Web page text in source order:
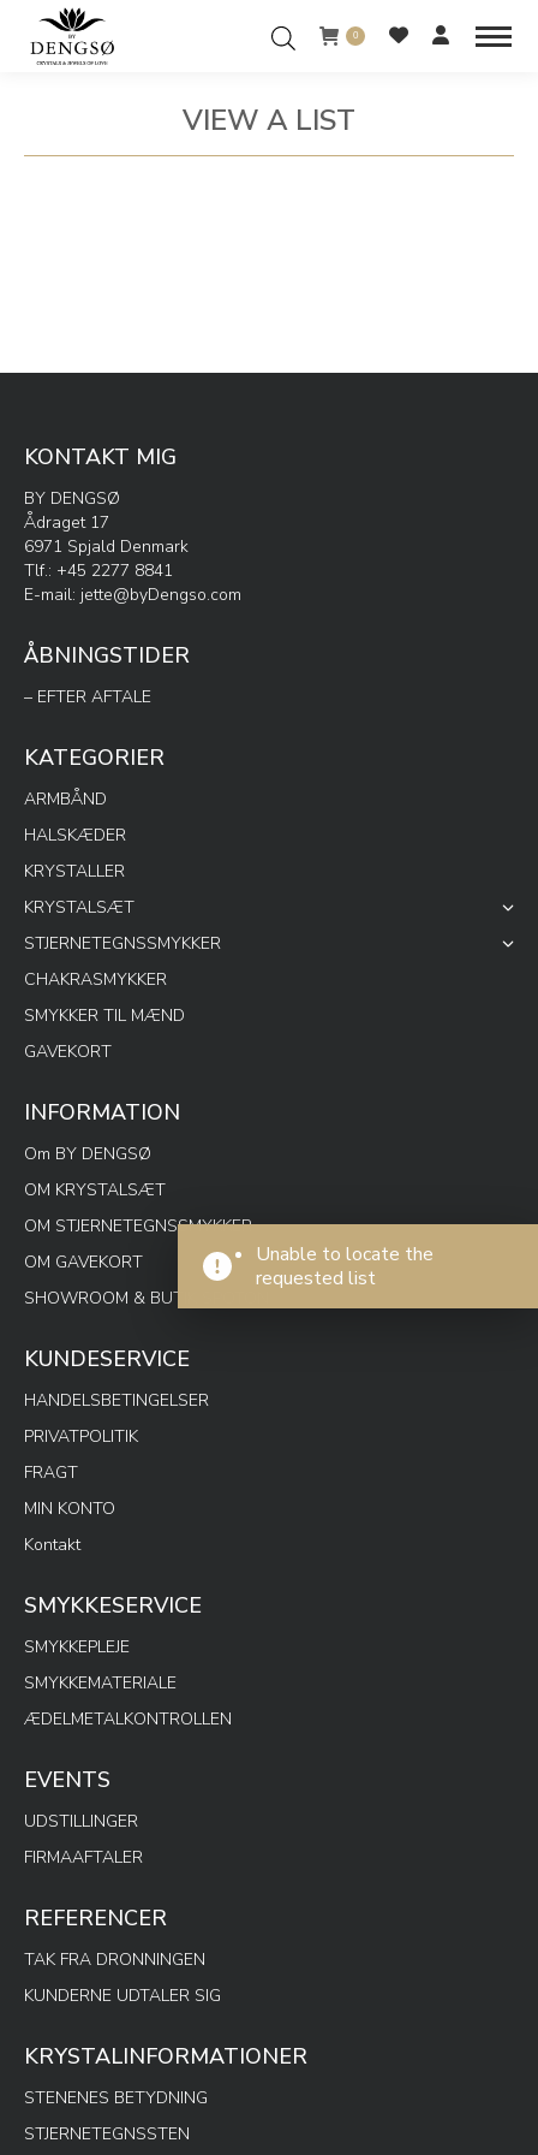
0
VIEW A LIST
You are here:
Unable to locate the
requested list
KONTAKT MIG
BY DENGSØ
Ådraget 17
6971 Spjald Denmark
Tlf.: +45 2277 8841
E-mail: jette@byDengso.com
ÅBNINGSTIDER
– EFTER AFTALE
KATEGORIER
ARMBÅND
HALSKÆDER
KRYSTALLER
KRYSTALSÆT
STJERNETEGNSSMYKKER
CHAKRASMYKKER
SMYKKER TIL MÆND
GAVEKORT
INFORMATION
Om BY DENGSØ
OM KRYSTALSÆT
OM STJERNETEGNSSMYKKER
OM GAVEKORT
SHOWROOM & BUTIK SPOTON
KUNDESERVICE
HANDELSBETINGELSER
PRIVATPOLITIK
FRAGT
MIN KONTO
Kontakt
SMYKKESERVICE
SMYKKEPLEJE
SMYKKEMATERIALE
ÆDELMETALKONTROLLEN
EVENTS
UDSTILLINGER
FIRMAAFTALER
REFERENCER
TAK FRA DRONNINGEN
KUNDERNE UDTALER SIG
KRYSTALINFORMATIONER
STENENES BETYDNING
STJERNETEGNSSTEN